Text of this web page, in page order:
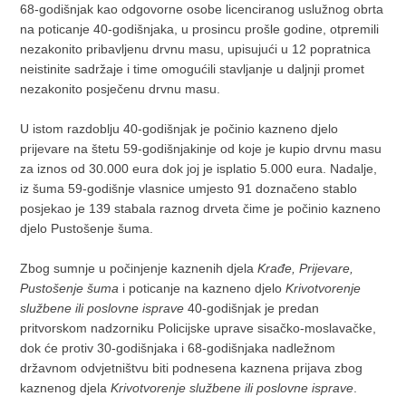
68-godišnjak kao odgovorne osobe licenciranog uslužnog obrta
na poticanje 40-godišnjaka, u prosincu prošle godine, otpremili
nezakonito pribavljenu drvnu masu, upisujući u 12 popratnica
neistinite sadržaje i time omogućili stavljanje u daljnji promet
nezakonito posječenu drvnu masu.
U istom razdoblju 40-godišnjak je počinio kazneno djelo
prijevare na štetu 59-godišnjakinje od koje je kupio drvnu masu
za iznos od 30.000 eura dok joj je isplatio 5.000 eura. Nadalje,
iz šuma 59-godišnje vlasnice umjesto 91 doznačeno stablo
posjekao je 139 stabala raznog drveta čime je počinio kazneno
djelo Pustošenje šuma.
Zbog sumnje u počinjenje kaznenih djelaKrađe, Prijevare,
Pustošenje šuma i poticanje na kazneno djeloKrivotvorenje
službene ili poslovne isprave40-godišnjak je predan
pritvorskom nadzorniku Policijske uprave sisačko-moslavačke,
dok će protiv 30-godišnjaka i 68-godišnjaka nadležnom
državnom odvjetništvu biti podnesena kaznena prijava zbog
kaznenog djelaKrivotvorenje službene ili poslovne isprave